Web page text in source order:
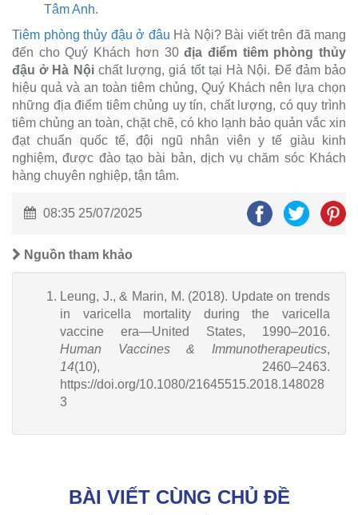
Tâm Anh.
Tiêm phòng thủy đậu ở đâu Hà Nội? Bài viết trên đã mang
đến cho Quý Khách hơn 30địa điểm tiêm phòng thủy
đậu ở Hà Nộichất lượng, giá tốt tại Hà Nội. Để đảm bảo
hiệu quả và an toàn tiêm chủng, Quý Khách nên lựa chọn
những địa điểm tiêm chủng uy tín, chất lượng, có quy trình
tiêm chủng an toàn, chặt chẽ, có kho lạnh bảo quản vắc xin
đạt chuẩn quốc tế, đội ngũ nhân viên y tế giàu kinh
nghiệm, được đào tạo bài bản, dịch vụ chăm sóc Khách
hàng chuyên nghiệp, tận tâm.
08:35 25/07/2025
Nguồn tham khảo
Leung, J., & Marin, M. (2018). Update on trends
in varicella mortality during the varicella
vaccine era—United States, 1990–2016.
Human Vaccines & Immunotherapeutics,
14(10), 2460–2463.
https://doi.org/10.1080/21645515.2018.148028
3
BÀI VIẾT CÙNG CHỦ ĐỀ